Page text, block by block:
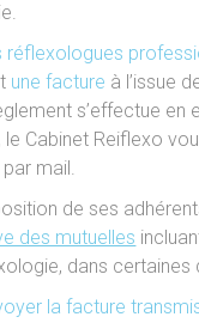
réflexologues
une facture à l’issue
s’effectue en
Cabinet Reiflexo
mail.
de ses
des mutuelles
dans certaines
la facture